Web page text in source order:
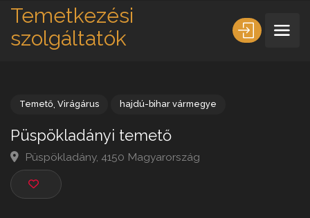
Temetkezési
szolgáltatók
Püspökladányi temető
Püspökladány, 4150 Magyarország